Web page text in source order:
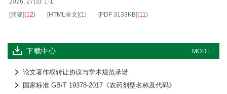
下载中心 MORE+
论文著作权转让协议与学术规范承诺
国家标准 GB/T 19378-2017《农药剂型名称及代码》
2026, 27(3): 1-1.
[摘要](12) [HTML全文](1) [PDF 3133KB](11)